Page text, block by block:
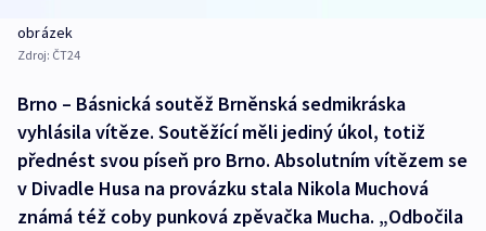
obrázek
Zdroj: ČT24
Brno – Básnická soutěž Brněnská sedmikráska
vyhlásila vítěze. Soutěžící měli jediný úkol, totiž
přednést svou píseň pro Brno. Absolutním vítězem se
v Divadle Husa na provázku stala Nikola Muchová
známá též coby punková zpěvačka Mucha. „Odbočila